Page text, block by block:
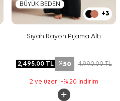
BÜYÜK BEDEN
+3
Siyah Rayon Pijama Altı
2,495.00TL %50 4,990.00TL
2 ve üzeri +% 20 indirim